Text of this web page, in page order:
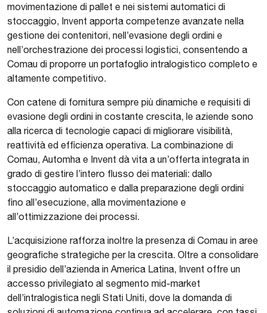
movimentazione di pallet e nei sistemi automatici di
stoccaggio, Invent apporta competenze avanzate nella
gestione dei contenitori, nell’evasione degli ordini e
nell’orchestrazione dei processi logistici, consentendo a
Comau di proporre un portafoglio intralogistico completo e
altamente competitivo.
Con catene di fornitura sempre più dinamiche e requisiti di
evasione degli ordini in costante crescita, le aziende sono
alla ricerca di tecnologie capaci di migliorare visibilità,
reattività ed efficienza operativa. La combinazione di
Comau, Automha e Invent dà vita a un’offerta integrata in
grado di gestire l’intero flusso dei materiali: dallo
stoccaggio automatico e dalla preparazione degli ordini
fino all’esecuzione, alla movimentazione e
all’ottimizzazione dei processi.
L’acquisizione rafforza inoltre la presenza di Comau in aree
geografiche strategiche per la crescita. Oltre a consolidare
il presidio dell’azienda in America Latina, Invent offre un
accesso privilegiato al segmento mid-market
dell’intralogistica negli Stati Uniti, dove la domanda di